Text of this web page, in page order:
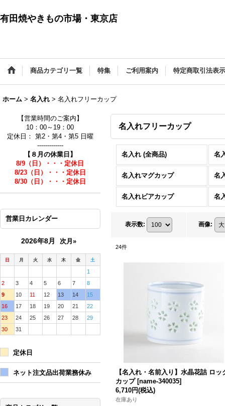
有田焼やきもの市場・東京店
商品カテゴリ一覧 特集 ご利用案内 特定商取引法表示
ホーム > 名入れ > 名入れフリーカップ
【営業時間のご案内】
10：00～19：00
定休日： 第2・第4・第5 日曜
-------------
【８月の休業日】
8/9（日）・・・定休日
8/23（日）・・・定休日
8/30（日）・・・定休日
営業日カレンダー
2026年8月 次月»
日 月 火 水 木 金 土
1
2
3 4 5 6 7
8
9
10 11 12 13 14
15
16
17 18 19 20 21
22
23
24 25 26 27 28
29
30
31
定休日
ネット注文品出荷業務休み
名入れフリーカップ
名入れ (全商品) 名
名入れマグカップ 名
名入れビアカップ 名
表示数: 画像:
24件
【名入れ・名前入り】水晶花詰 ロッ
カップ [name-340035]
6,710円(税込)
在庫あり